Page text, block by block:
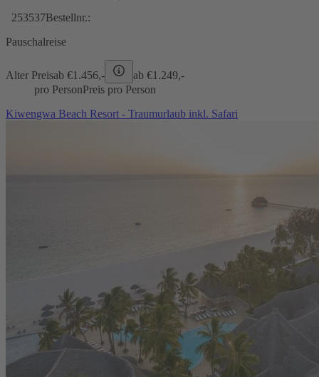
253537Bestellnr.:
Pauschalreise
Alter Preisab €1.456,- ab €1.249,-
pro PersonPreis pro Person
Kiwengwa Beach Resort - Traumurlaub inkl. Safari